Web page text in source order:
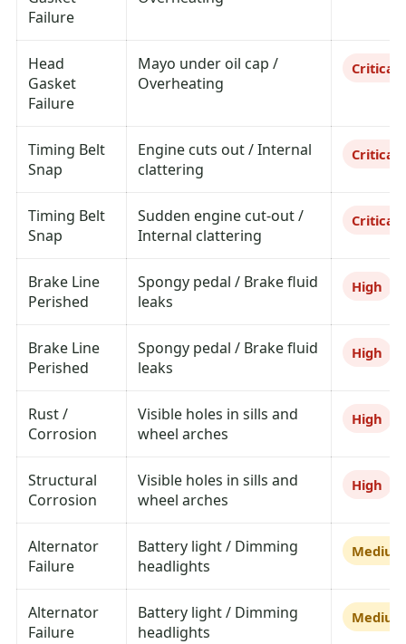
Failure
Head
Gasket
Failure
Mayo under oil cap /
Overheating
Critical
Timing Belt
Snap
Engine cuts out / Internal
clattering
Critical
Timing Belt
Snap
Sudden engine cut-out /
Internal clattering
Critical
Brake Line
Perished
Spongy pedal / Brake fluid
leaks
High
Brake Line
Perished
Spongy pedal / Brake fluid
leaks
High
Rust /
Corrosion
Visible holes in sills and
wheel arches
High
Structural
Corrosion
Visible holes in sills and
wheel arches
High
Alternator
Failure
Battery light / Dimming
headlights
Medium
Alternator
Failure
Battery light / Dimming
headlights
Medium